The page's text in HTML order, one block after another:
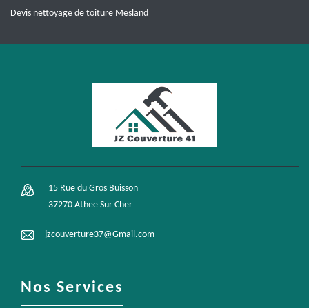
Devis nettoyage de toiture Mesland
15 Rue du Gros Buisson
37270 Athee Sur Cher
jzcouverture37@Gmail.com
Nos Services